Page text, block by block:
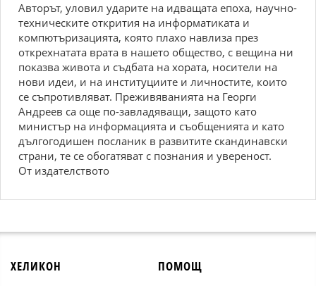
Авторът, уловил ударите на идващата епоха, научно-
техническите открития на информатиката и
компютъризацията, която плахо навлиза през
открехнатата врата в нашето общество, с вещина ни
показва живота и съдбата на хората, носители на
нови идеи, и на институциите и личностите, които
се съпротивляват. Преживяванията на Георги
Андреев са още по-завладяващи, защото като
министър на информацията и съобщенията и като
дългогодишен посланик в развитите скандинавски
страни, те се обогатяват с познания и увереност.
От издателството
ХЕЛИКОН ПОМОЩ